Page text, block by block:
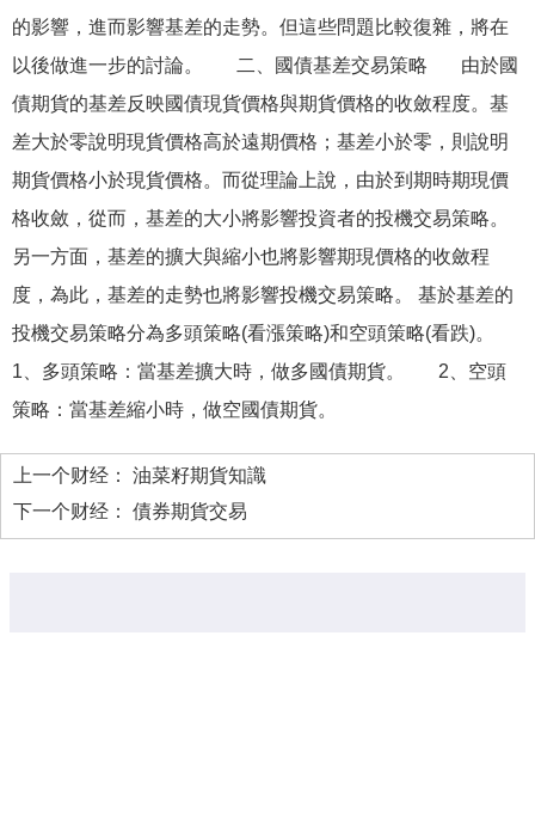
的影響，進而影響基差的走勢。但這些問題比較復雜，將在
以後做進一步的討論。 二、國債基差交易策略 由於國
債期貨的基差反映國債現貨價格與期貨價格的收斂程度。基
差大於零說明現貨價格高於遠期價格；基差小於零，則說明
期貨價格小於現貨價格。而從理論上說，由於到期時期現價
格收斂，從而，基差的大小將影響投資者的投機交易策略。
另一方面，基差的擴大與縮小也將影響期現價格的收斂程
度，為此，基差的走勢也將影響投機交易策略。 基於基差的
投機交易策略分為多頭策略(看漲策略)和空頭策略(看跌)。
1、多頭策略：當基差擴大時，做多國債期貨。 2、空頭
策略：當基差縮小時，做空國債期貨。
上一个财经： 油菜籽期貨知識
下一个财经： 債券期貨交易